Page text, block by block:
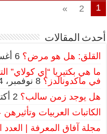
1
2
»
أحدث المقالات
القلق: هل هو مرض؟ 6 أغسطس، 2026
ما هي بكتيريا “إي كولاي”
في ماكدونالدز؟ 8 نوفمبر، 2024
هل يوجد زمن سالب؟ 2 أكتوبر، 2024
الكاتبات العربيات
مجلة آفاق المعرفة | العدد